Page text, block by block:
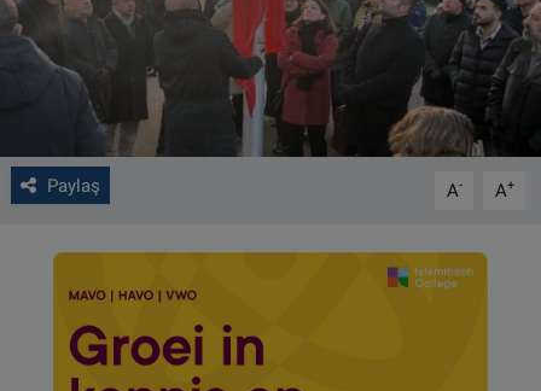
Paylaş A- A+
ALGEMENE VOORWAARDEN
CONTACT
Çerez Politikası